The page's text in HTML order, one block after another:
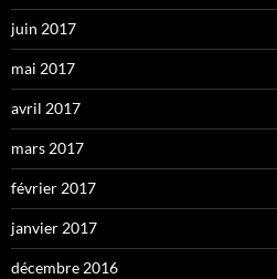
juin 2017
mai 2017
avril 2017
mars 2017
février 2017
janvier 2017
décembre 2016